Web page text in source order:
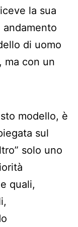
la sua
andamento
di uomo
ma con un
modello, è
sul
solo uno
quali,